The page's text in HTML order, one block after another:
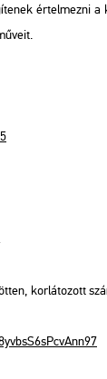
ér­tel­mez­ni
kor­lá­to­zott